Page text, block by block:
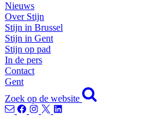
Nieuws
Over Stijn
Stijn in Brussel
Stijn in Gent
Stijn op pad
In de pers
Contact
Gent
Zoek op de website